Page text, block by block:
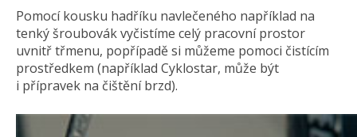
Pomocí kousku hadříku navlečeného například na
tenký šroubovák vyčistíme celý pracovní prostor
uvnitř třmenu, popřípadě si můžeme pomoci čistícím
prostředkem (například Cyklostar, může být
i přípravek na čištění brzd).